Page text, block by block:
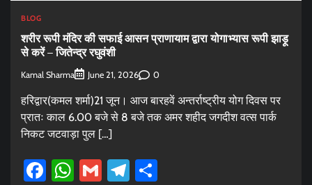
BLOG
शरीर रूपी मंदिर की सफाई आसन प्राणायाम द्वारा योगाभ्यास रूपी झाड़ू
से करें – जितेन्द्र रघुवंशी
Kamal Sharma June 21, 2026 0
हरिद्वार(कमल शर्मा)21 जून। आज बारहवें अन्तर्राष्ट्रीय योग दिवस पर
प्रातः काल 6.00 बजे से 8 बजे तक अमर शहीद जगदीश वत्स पार्क
निकट जटवाड़ा पुल […]
Facebook
WhatsApp
GmailTelegram